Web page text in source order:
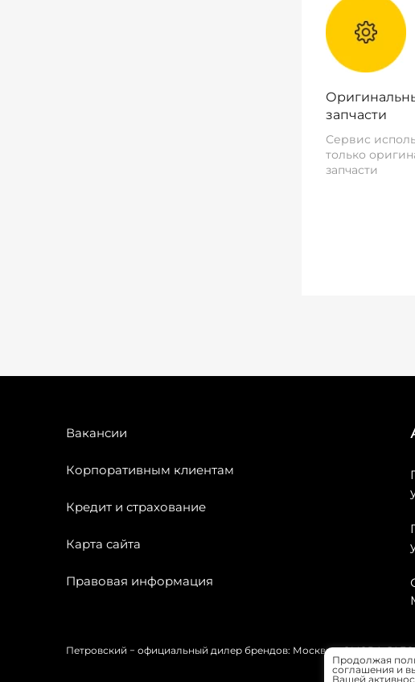
запчасти
Сервис
только
запчасти
Вакансии
Корпоративным клиентам
Кредит и страхование
Карта сайта
Правовая информация
Петровский − официальный дилер брендов: Москвич, OMODA,
Продолжая
соглашения и
Вашей